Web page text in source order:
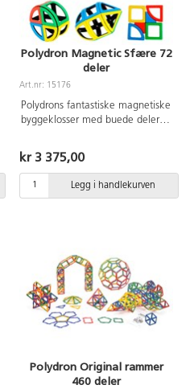
Polydron Magnetic Sfære 72
deler
Art.nr: 15176
Polydrons fantastiske magnetiske
byggeklosser med buede deler
sfæriske former. Inneholder
sylindre, kvadrater, trekanter og
rektangler. Settet kan
kombinerers med 15175 og gir
overflatedesinfisering. Fra 3 år.
kr 3 375,00
Legg i handlekurven
Polydron Original rammer
460 deler